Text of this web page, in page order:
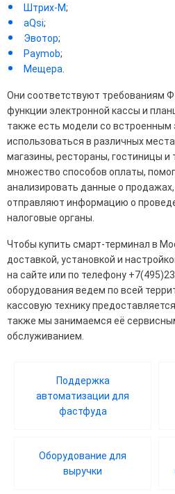
Штрих-М;
aQsi;
Эвотор;
Paymob;
Мещера
Они соответствуют требованиям
функции электронной кассы и
также есть модели со встроенным
использоваться в различных
магазины, рестораны, гостиницы
множество способов оплаты,
анализировать данные о
отправляют информацию о
налоговые органы.
Чтобы купить смарт-терминал в
доставкой, установкой и
на сайте или по телефону
оборудования ведем по всей
кассовую технику
также мы занимаемся её
обслуживанием.
Поддержка
автоматизации для
фастфуда
Оборудование для
выручки